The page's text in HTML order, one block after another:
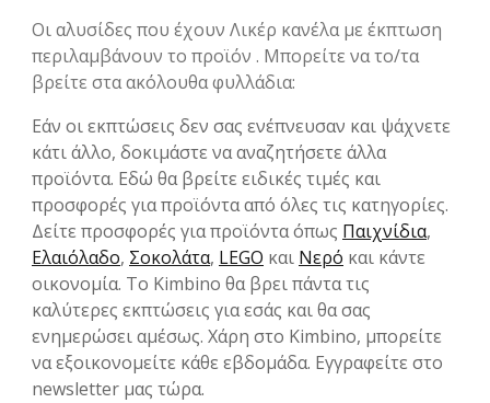
Οι αλυσίδες που έχουν Λικέρ κανέλα με έκπτωση
περιλαμβάνουν το προϊόν . Μπορείτε να το/τα
βρείτε στα ακόλουθα φυλλάδια:
Εάν οι εκπτώσεις δεν σας ενέπνευσαν και ψάχνετε
κάτι άλλο, δοκιμάστε να αναζητήσετε άλλα
προϊόντα. Εδώ θα βρείτε ειδικές τιμές και
προσφορές για προϊόντα από όλες τις κατηγορίες.
Δείτε προσφορές για προϊόντα όπως Παιχνίδια,
Ελαιόλαδο, Σοκολάτα, LEGO και Νερό και κάντε
οικονομία. Το Kimbino θα βρει πάντα τις
καλύτερες εκπτώσεις για εσάς και θα σας
ενημερώσει αμέσως. Χάρη στο Kimbino, μπορείτε
να εξοικονομείτε κάθε εβδομάδα. Εγγραφείτε στο
newsletter μας τώρα.